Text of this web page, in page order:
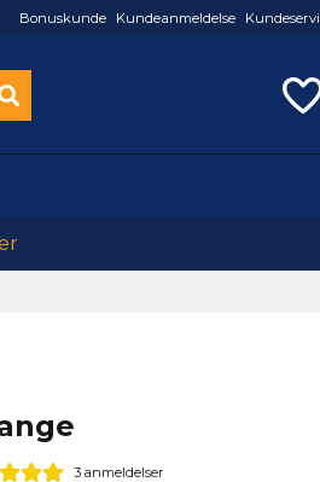
Bonuskunde Kundeanmeldelse
3 anmeldelser